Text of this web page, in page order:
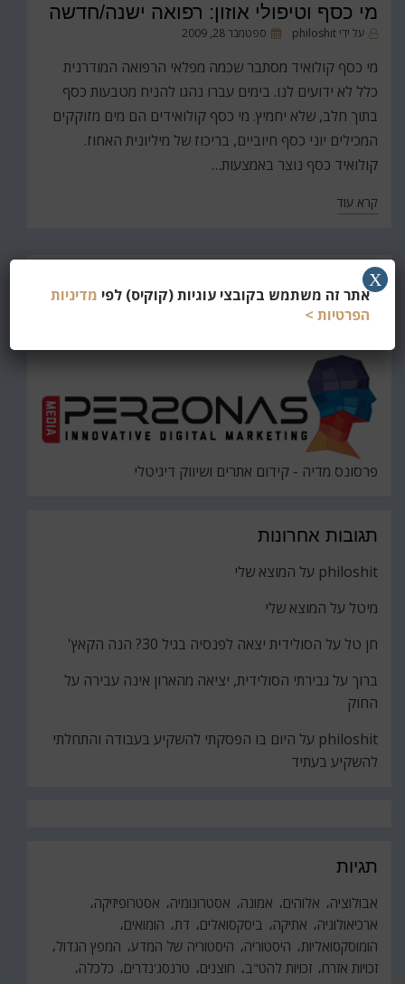
מי כסף וטיפולי אוזון: רפואה ישנה/חדשה
על ידי philoshit
פורסםספטמבר 28, 2009
מי כסף קולואיד מסתבר שכמה מפלאי הרפואה המודרנית
כלל לא ידועים לנו. בימים עברו נהגו להניח מטבעות כסף
בתוך חלב, שלא יחמיץ. מי כסף קולואידים הם מים מזוקקים
המכילים יוני כסף חיוביים, בריכוז של מיליונית האחוז.
קולואיד כסף נוצר באמצעות…
קרא עוד
חפש
את
פרסונס מדיה - קידום אתרים ושיווק דיגיטלי
תגובות אחרונות
philoshit על המוצא שלי
מיטל על המוצא שלי
חן טל על הסולידית יצאה לפנסיה בגיל 30? הנה הקאץ'
ברוך על גבירתי הסולידית, יציאה מהארון אינה עבירה על
החוק
philoshit על היום בו הפסקתי להשקיע בעבודה והתחלתי
להשקיע בעתיד
תגיות
אבולוציה אלוהים אמונה אסטרונומיה
אסטרופיזיקה
ארכיאולוגיה
אתיקה ביסקסואלים דת הומואים
הומוסקסואליות היסטוריה היסטוריה של המדע המפץ הגדול
זכויות אזרח זכויות להט"ב חוצנים טרנסג'נדרים
כלכלה
אתר זה משתמש בקובצי עוגיות (קוקיס) לפי מדיניות
הפרטיות >
X